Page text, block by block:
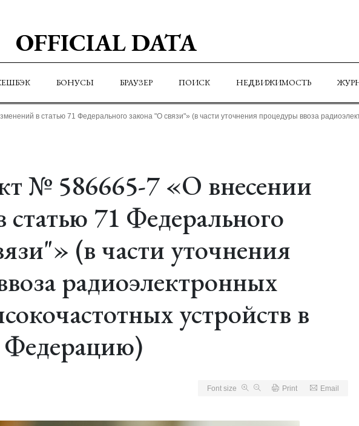
OFFICIAL DATA
БОНУСЫ БРАУЗЕР ПОИСК НЕДВИЖИМОСТЬ
в статью 71 Федерального закона "О связи"» (в части уточнения процедуры ввоза
№ 586665-7 «О внесении
71 Федерального
(в части уточнения
радиоэлектронных
устройств в
Font size Print Email